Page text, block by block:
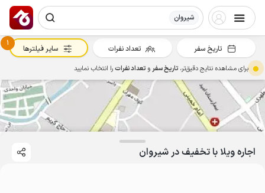
شیروان
اجاره ویلا با تخفیف در شیروان
تاریخ سفر تعداد نفرات
1
سایر فیلترها
برای مشاهده نتایج دقیق‌تر، تاریخ سفرو تعداد نفراترا انتخاب نمایید